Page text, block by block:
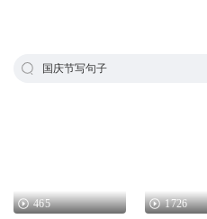
国庆节写句子
465 1726